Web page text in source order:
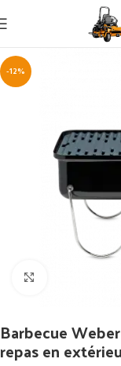
-12%
Barbecue
repas en